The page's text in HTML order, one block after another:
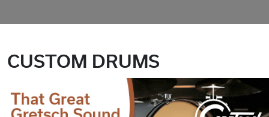
CUSTOM DRUMS